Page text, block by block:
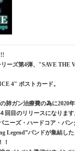
ーズ第4弾、"SAVE THE
4" ポストカード。
肺ガン治療費の為に2020
回目のリリースになります
ニーズ・ハードコア・パ
Legend”バンドが集結し
！